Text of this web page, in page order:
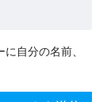
自分の名前、